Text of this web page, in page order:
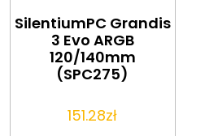
SilentiumPC Grandis
3 Evo ARGB
120/140mm
(SPC275)
151.28zł